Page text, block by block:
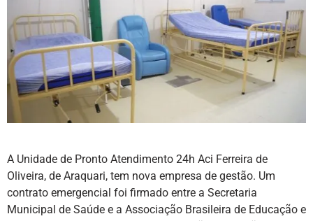
A Unidade de Pronto Atendimento 24h Aci Ferreira de
Oliveira, de Araquari, tem nova empresa de gestão. Um
contrato emergencial foi firmado entre a Secretaria
Municipal de Saúde e a Associação Brasileira de Educação e